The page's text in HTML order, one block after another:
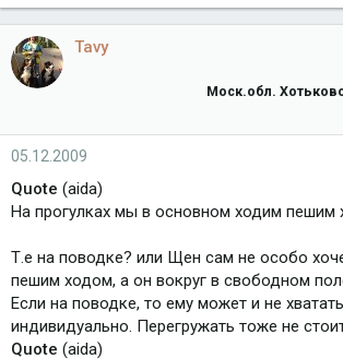
Tavy
Моск.обл.
05.12.2009
Quote (aida)
На прогулках мы в основном ходим пешим
Т.е на поводке? или Щен сам не особо
пешим ходом, а он вокруг в свободном
Если на поводке, то ему может и не
индивидуально. Перегружать тоже не
Quote (aida)